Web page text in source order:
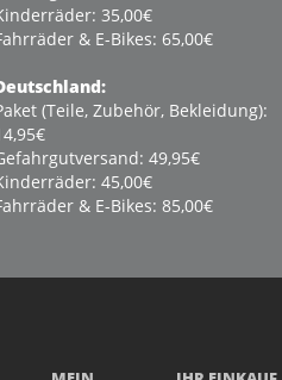
35,00€
& E-Bikes: 65,00€
(Teile, Zubehör, Bekleidung):
49,95€
45,00€
& E-Bikes: 85,00€